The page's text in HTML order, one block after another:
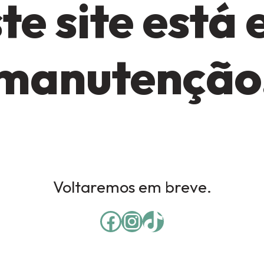
site está
Voltaremos em breve.